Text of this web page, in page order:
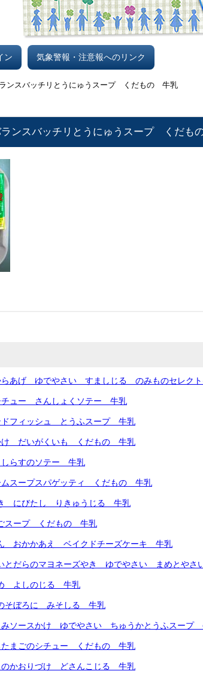
ン 気象警報・注意報へのリンク
ンスバッチリとうにゅうスープ くだもの 牛乳
ンスバッチリとうにゅうスープ くだも
あげ ゆでやさい すましじる のみものセレクト(
ュー さんしょくソテー 牛乳
フィッシュ とうふスープ 牛乳
け だいがくいも くだもの 牛乳
らすのソテー 牛乳
スープスパゲッティ くだもの 牛乳
にびたし りきゅうじる 牛乳
スープ くだもの 牛乳
おかかあえ ベイクドチーズケーキ 牛乳
だらのマヨネーズやき ゆでやさい まめとやさ
よしのじる 牛乳
そぼろに みそしる 牛乳
ソースかけ ゆでやさい ちゅうかとうふスープ
まごのシチュー くだもの 牛乳
かおりづけ どさんこじる 牛乳